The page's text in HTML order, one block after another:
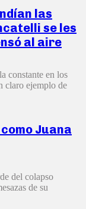
las
se les
al aire
constante en los
claro ejemplo de
Juana
del colapso
de su